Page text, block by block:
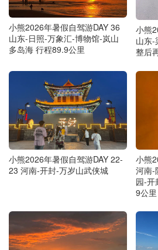
小熊2026年暑假自驾游DAY 36
山东-日照-万象汇-博物馆-岚山
多岛海 行程89.9公里
小熊
山东-
整后
小熊2026年暑假自驾游DAY 22-
23 河南-开封-万岁山武侠城
小熊
河南-
园-开
9公里